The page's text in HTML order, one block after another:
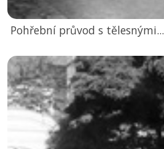
Pohřební průvod s tělesnými...